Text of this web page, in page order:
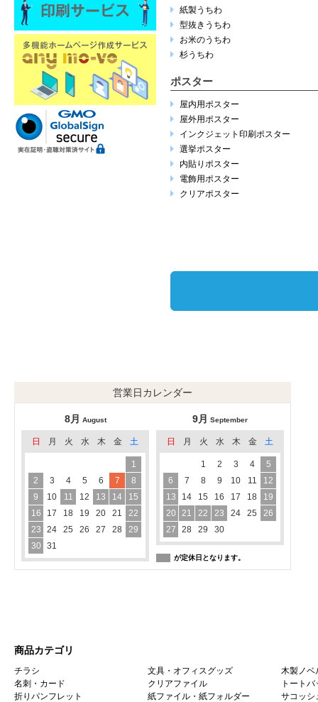
紙製うちわ
型抜きうちわ
お米のうちわ
杉うちわ
ポスター
屋内用ポスター
屋外用ポスター
インクジェット印刷ポスター
選挙ポスター
内貼りポスター
電飾用ポスター
クリアポスター
営業日カレンダー
8月 August
日 月 火 水 木 金 土
1
2
3 4 5 6 7
8
9
10 11 12 13 14
15
16
17 18 19 20 21
22
23
24 25 26 27 28
29
30
31
9月 September
日 月 火 水 木 金 土
1 2 3 4
5
6
7 8 9 10 11
12
13
14 15 16 17 18
19
20
21 22 23 24 25
26
27
28 29 30
が定休日となります。
商品カテゴリ
チラシ
名刺・カード
折りパンフレット
文具・オフィスグッズ
クリアファイル
紙ファイル・紙フォルダー
木製ノベ
トートバ
サコッシ